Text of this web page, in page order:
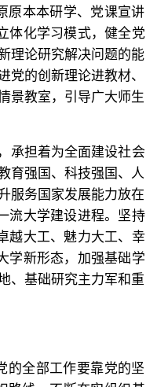
原本本研学、党课宣讲
体化学习模式，健全党
理论研究解决问题的能
的创新理论进教材、
景教室，引导广大师生
承担着为全面建设社会
育强国、科技强国、人
服务国家发展能力放在
流大学建设进程。坚持
越大工、魅力大工、幸
学新形态，加强基础学
、基础研究主力军和重
的全部工作要靠党的坚